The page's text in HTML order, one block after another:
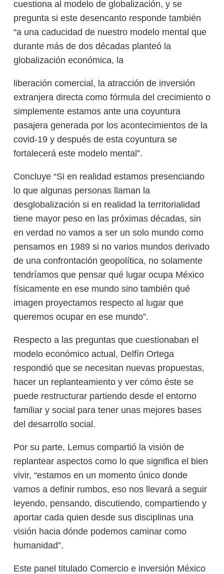
cuestiona al modelo de globalización, y se
pregunta si este desencanto responde también
“a una caducidad de nuestro modelo mental que
durante más de dos décadas planteó la
globalización económica, la
liberación comercial, la atracción de inversión
extranjera directa como fórmula del crecimiento o
simplemente estamos ante una coyuntura
pasajera generada por los acontecimientos de la
covid-19 y después de esta coyuntura se
fortalecerá este modelo mental”.
Concluye “Si en realidad estamos presenciando
lo que algunas personas llaman la
desglobalización si en realidad la territorialidad
tiene mayor peso en las próximas décadas, sin
en verdad no vamos a ser un solo mundo como
pensamos en 1989 si no varios mundos derivado
de una confrontación geopolítica, no solamente
tendríamos que pensar qué lugar ocupa México
físicamente en ese mundo sino también qué
imagen proyectamos respecto al lugar que
queremos ocupar en ese mundo”.
Respecto a las preguntas que cuestionaban el
modelo económico actual, Delfín Ortega
respondió que se necesitan nuevas propuestas,
hacer un replanteamiento y ver cómo éste se
puede restructurar partiendo desde el entorno
familiar y social para tener unas mejores bases
del desarrollo social.
Por su parte, Lemus compartió la visión de
replantear aspectos como lo que significa el bien
vivir, “estamos en un momento único donde
vamos a definir rumbos, eso nos llevará a seguir
leyendo, pensando, discutiendo, compartiendo y
aportar cada quien desde sus disciplinas una
visión hacia dónde podemos caminar como
humanidad”.
Este panel titulado Comercio e inversión México